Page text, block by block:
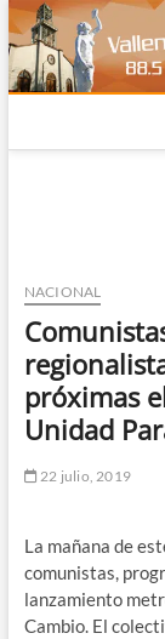
Saltar
al
contenido
NACIONAL
próximas
Unidad
22 julio, 2019
La mañana de
comunistas,
lanzamiento
Cambio. El